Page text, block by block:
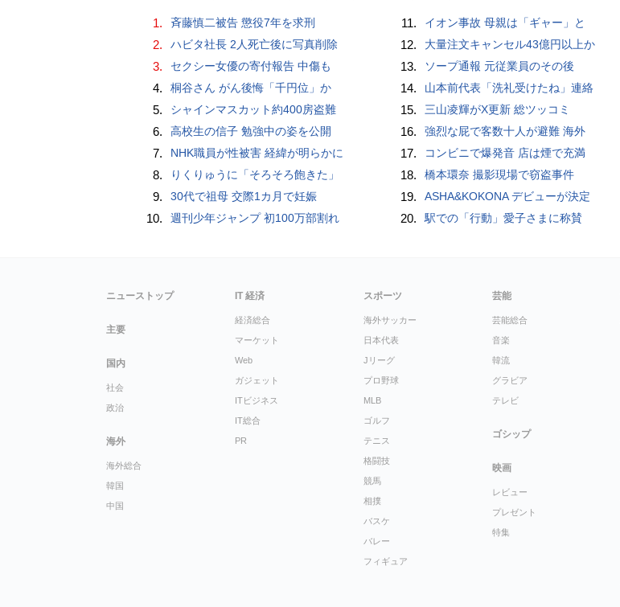
1. 斉藤慎二被告 懲役7年を求刑
2. ハビタ社長 2人死亡後に写真削除
3. セクシー女優の寄付報告 中傷も
4. 桐谷さん がん後悔「千円位」か
5. シャインマスカット約400房盗難
6. 高校生の信子 勉強中の姿を公開
7. NHK職員が性被害 経緯が明らかに
8. りくりゅうに「そろそろ飽きた」
9. 30代で祖母 交際1カ月で妊娠
10. 週刊少年ジャンプ 初100万部割れ
11. イオン事故 母親は「ギャー」と
12. 大量注文キャンセル43億円以上か
13. ソープ通報 元従業員のその後
14. 山本前代表「洗礼受けたね」連絡
15. 三山凌輝がX更新 総ツッコミ
16. 強烈な屁で客数十人が避難 海外
17. コンビニで爆発音 店は煙で充満
18. 橋本環奈 撮影現場で窃盗事件
19. ASHA&KOKONA デビューが決定
20. 駅での「行動」愛子さまに称賛
ニューストップ
主要
国内
社会
政治
海外
海外総合
韓国
中国
IT 経済
経済総合
マーケット
Web
ガジェット
ITビジネス
IT総合
PR
スポーツ
海外サッカー
日本代表
Jリーグ
プロ野球
MLB
ゴルフ
テニス
格闘技
競馬
相撲
バスケ
バレー
フィギュア
芸能
芸能総合
音楽
韓流
グラビア
テレビ
ゴシップ
映画
レビュー
プレゼント
特集